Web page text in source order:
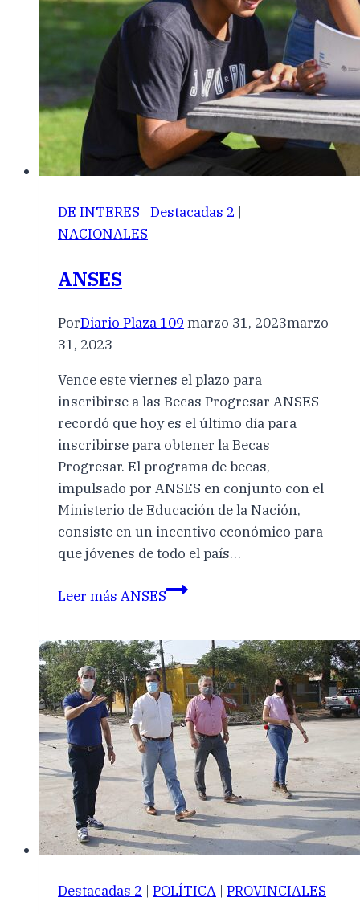
DE INTERES | Destacadas 2 |
NACIONALES
ANSES
PorDiario Plaza 109 marzo 31, 2023marzo
31, 2023
Vence este viernes el plazo para
inscribirse a las Becas Progresar ANSES
recordó que hoy es el último día para
inscribirse para obtener la Becas
Progresar. El programa de becas,
impulsado por ANSES en conjunto con el
Ministerio de Educación de la Nación,
consiste en un incentivo económico para
que jóvenes de todo el país…
Leer más ANSES
Destacadas 2 | POLÍTICA | PROVINCIALES